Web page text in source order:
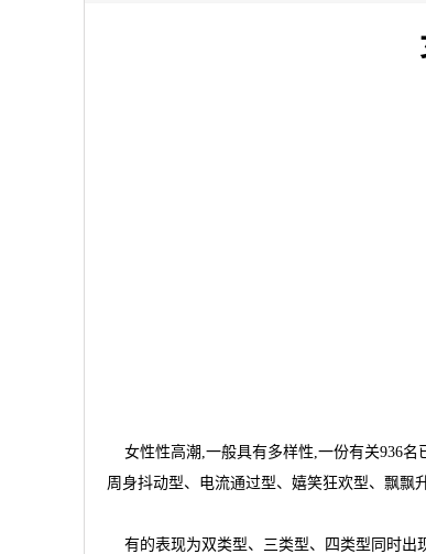
女性性高潮,一般具有多样性,一份有关936名
周身抖动型、电流通过型、嬉笑狂欢型、飘飘
有的表现为双类型、三类型、四类型同时出